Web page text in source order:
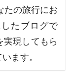
たの旅行にお
たブログで
実現してもら
ます。